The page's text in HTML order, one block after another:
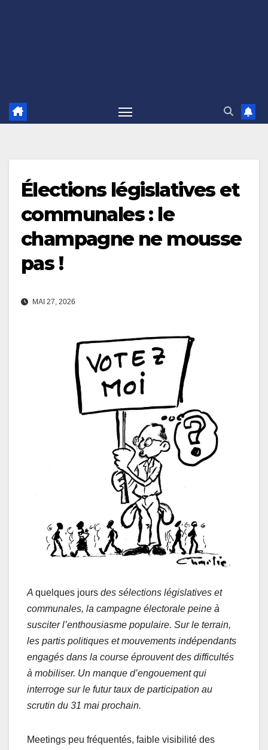
Élections législatives et
communales : le
champagne ne mousse
pas !
MAI 27, 2026
A quelques jours des sélections législatives et
communales, la campagne électorale peine à
susciter l’enthousiasme populaire. Sur le terrain,
les partis politiques et mouvements indépendants
engagés dans la course éprouvent des difficultés
à mobiliser. Un manque d’engouement qui
interroge sur le futur taux de participation au
scrutin du 31 mai prochain.
Meetings peu fréquentés, faible visibilité des